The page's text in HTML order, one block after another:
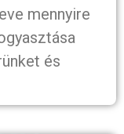
mennyire
és